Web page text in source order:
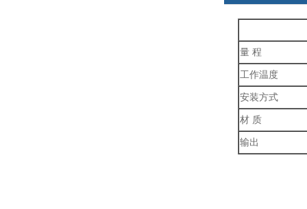
量 程
工作温度
安装方式
材 质
输出